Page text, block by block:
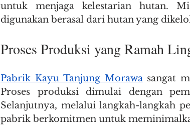
untuk menjaga kelestarian hutan.
digunakan berasal dari hutan yang
Proses Produksi yang Ramah
Pabrik Kayu Tanjung Morawa sangat
Proses produksi dimulai dengan
Selanjutnya, melalui langkah-langkah
pabrik berkomitmen untuk